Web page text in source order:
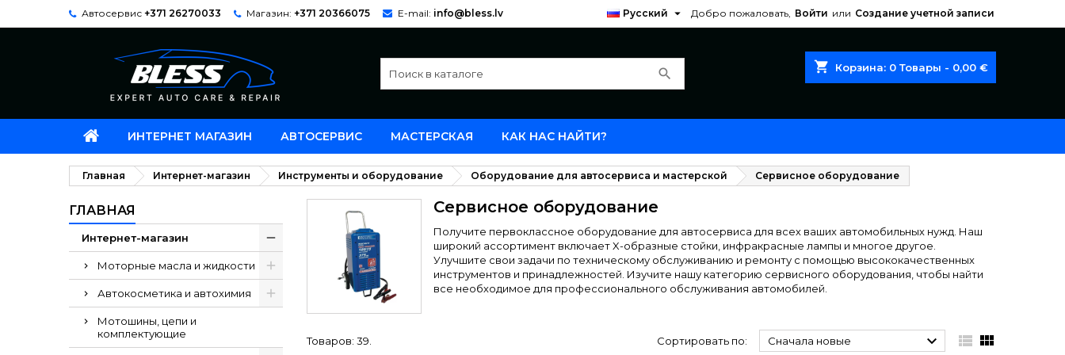
Автосервис +371 26270033 Магазин: +371 20366075 E-mail: info@bless.lv Добро пожаловать, Войти или Создание учетной записи
Русский 
shopping_cart Корзина: 0 Товары - 0,00 €
search
ИНТЕРНЕТ МАГАЗИН АВТОСЕРВИС МАСТЕРСКАЯ КАК НАС НАЙТИ?
Главная Интернет-магазин Инструменты и оборудование Оборудование для автосервиса и мастерской Сервисное оборудование
ГЛАВНАЯ
Интернет-магазин
Моторные масла и жидкости
Автокосметика и автохимия
Мотошины, цепи и
комплектующие
Сервисное оборудование
Получите первоклассное оборудование для автосервиса для всех ваших автомобильных нужд. Наш
широкий ассортимент включает X-образные стойки, инфракрасные лампы и многое другое.
Улучшите свои задачи по техническому обслуживанию и ремонту с помощью высококачественных
инструментов и принадлежностей. Изучите нашу категорию сервисного оборудования, чтобы найти
все необходимое для профессионального обслуживания автомобилей.
Товаров: 39. Сортировать по: Сначала новые   